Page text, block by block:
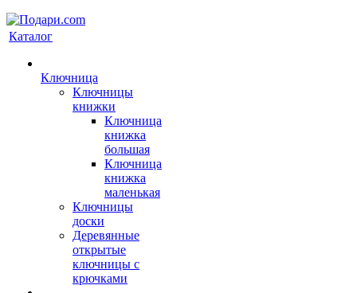
Каталог
Ключница
Ключницы
книжки
Ключница
книжка
большая
Ключница
книжка
маленькая
Ключницы
доски
Деревянные
открытые
ключницы с
крючками